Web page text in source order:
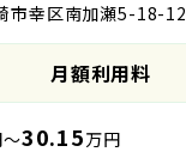
市幸区南加瀬5-18-12
月額利用料
30.15万円